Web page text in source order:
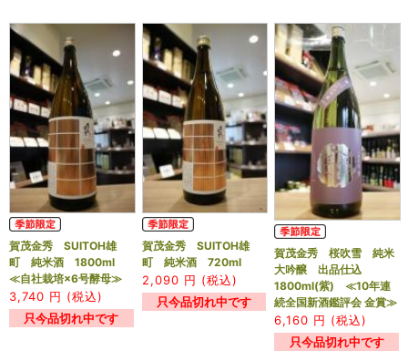
賀茂金秀 SUITOH雄
町 純米酒 1800ml
≪自社栽培×6号酵母≫
3,740 円 (税込)
只今品切れ中です
賀茂金秀 SUITOH雄
町 純米酒 720ml
2,090 円 (税込)
只今品切れ中です
賀茂金秀 桜吹雪 純米
大吟醸 出品仕込
1800ml(紫) ≪10年連
続全国新酒鑑評会 金賞≫
6,160 円 (税込)
只今品切れ中です